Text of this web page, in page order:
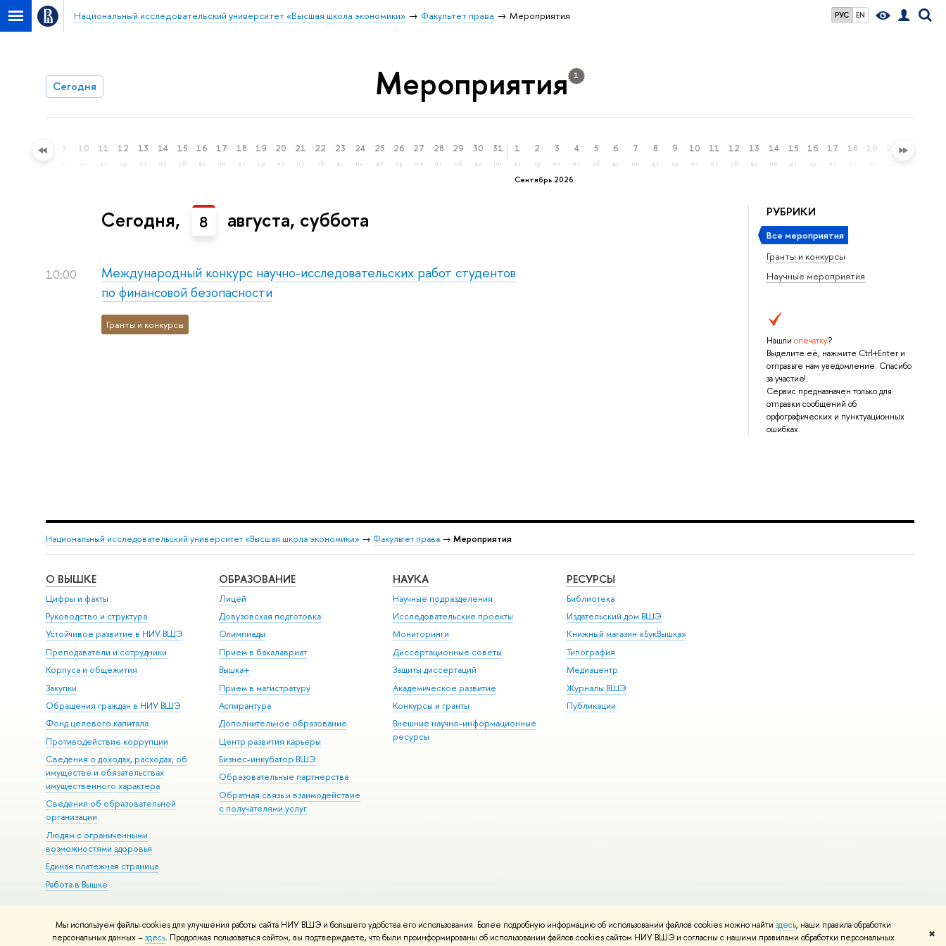
Мы используем файлы cookies для улучшения работы сайта НИУ ВШЭ и большего удобства его использования. Более подробную информацию об использовании файлов cookies можно найти здесь, наши правила обработки
персональных данных –здесь. Продолжая пользоваться сайтом, вы подтверждаете, что были проинформированы об использовании файлов cookies сайтом НИУ ВШЭ и согласны с нашими правилами обработки персональных
✖
РУС EN
Национальный исследовательский университет «Высшая школа экономики» Факультет права Мероприятия
Сегодня Мероприятия 1
8 9 10 11
вт
12
ср
13
чт
14
пт
15
сб
16
вс
17
пн
18
вт
19
ср
20
чт
21
пт
22
сб
23
вс
24
пн
25
вт
26
ср
27
чт
28
пт
29
сб
30
вс
31
пн
Сентябрь 2026
1
вт
2
ср
3
чт
4
пт
5
сб
6
вс
7
пн
8
вт
9
ср
10
чт
11
пт
12
сб
13
вс
14
пн
15
вт
16
ср
17
чт
18 19 21
РУБРИКИ
Все мероприятия
Гранты и конкурсы
Научные мероприятия
Нашли опечатку?
Выделите её, нажмите Ctrl+Enter и
отправьте нам уведомление. Спасибо
за участие!
Сервис предназначен только для
отправки сообщений об
орфографических и пунктуационных
ошибках.
Сегодня, 8 августа, суббота
10:00
Международный конкурс научно-исследовательских работ студентов
по финансовой безопасности
Гранты и конкурсы
Национальный исследовательский университет «Высшая школа экономики» → Факультет права→ Мероприятия
О ВЫШКЕ
Цифры и факты
Руководство и структура
Устойчивое развитие в НИУ ВШЭ
Преподаватели и сотрудники
Корпуса и общежития
Закупки
Обращения граждан в НИУ ВШЭ
Фонд целевого капитала
Противодействие коррупции
Сведения о доходах, расходах, об
имуществе и обязательствах
имущественного характера
Сведения об образовательной
организации
Людям с ограниченными
возможностями здоровья
Единая платежная страница
Работа в Вышке
ОБРАЗОВАНИЕ
Лицей
Довузовская подготовка
Олимпиады
Прием в бакалавриат
Вышка+
Прием в магистратуру
Аспирантура
Дополнительное образование
Центр развития карьеры
Бизнес-инкубатор ВШЭ
Образовательные партнерства
Обратная связь и взаимодействие
с получателями услуг
НАУКА
Научные подразделения
Исследовательские проекты
Мониторинги
Диссертационные советы
Защиты диссертаций
Академическое развитие
Конкурсы и гранты
Внешние научно-информационные
ресурсы
РЕСУРСЫ
Библиотека
Издательский дом ВШЭ
Книжный магазин «БукВышка»
Типография
Медиацентр
Журналы ВШЭ
Публикации
Редактору
© НИУ ВШЭ 1993–2026 Адреса и контакты Условия использования материалов Политика конфиденциальности Карта сайта
Шрифты HSE Sans и HSE Slab разработаны вШколе дизайна НИУ ВШЭ